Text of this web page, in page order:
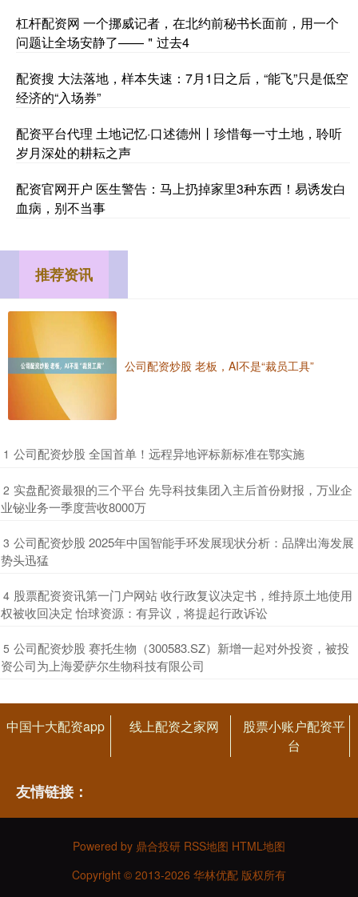
杠杆配资网 一个挪威记者，在北约前秘书长面前，用一个
问题让全场安静了——＂过去4
配资搜 大法落地，样本失速：7月1日之后，“能飞”只是低空
经济的“入场券”
配资平台代理 土地记忆·口述德州丨珍惜每一寸土地，聆听
岁月深处的耕耘之声
配资官网开户 医生警告：马上扔掉家里3种东西！易诱发白
血病，别不当事
推荐资讯
公司配资炒股 老板，AI不是“裁员工具”
1 ​公司配资炒股 全国首单！​远程异地评标新标准在鄂实施
2 ​实盘配资最狠的三个平台 先导科技集团入主后首份财报，万业企
业铋业务一季度营收8000万
3 ​公司配资炒股 2025年中国智能手环发展现状分析：品牌出海发展
势头迅猛
4 ​股票配资资讯第一门户网站 收行政复议决定书，维持原土地使用
权被收回决定 怡球资源：有异议，将提起行政诉讼
5 ​公司配资炒股 赛托生物（300583.SZ）新增一起对外投资，被投
资公司为上海爱萨尔生物科技有限公司
中国十大配资app 线上配资之家网
股票小账户配资平
台
友情链接：
Powered by 鼎合投研 RSS地图 HTML地图
Copyright © 2013-2026 华林优配 版权所有